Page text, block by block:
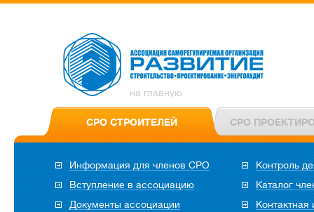
на главную
СРО СТРОИТЕЛЕЙ СРО
Информация для членов СРО
Вступление в ассоциацию
Документы ассоциации
Контроль
Каталог